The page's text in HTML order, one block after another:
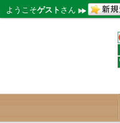
ようこそゲスト さん